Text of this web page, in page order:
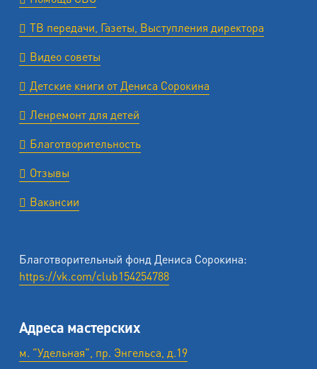
ТВ передачи, Газеты, Выступления директора
Видео советы
Детские книги от Дениса Сорокина
Ленремонт для детей
Благотворительность
Отзывы
Вакансии
Благотворительный фонд Дениса Сорокина:
https://vk.com/club154254788
Адреса мастерских
м. "Удельная", пр. Энгельса, д.19